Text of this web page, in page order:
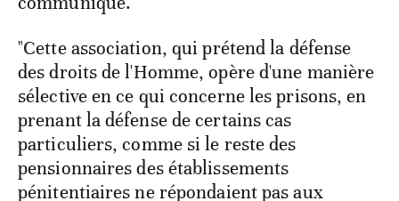
"Cette association, qui prétend la défense
des droits de l'Homme, opère d'une manière
sélective en ce qui concerne les prisons, en
prenant la défense de certains cas
particuliers, comme si le reste des
pensionnaires des établissements
pénitentiaires ne répondaient pas aux